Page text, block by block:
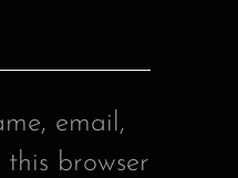
email,
browser